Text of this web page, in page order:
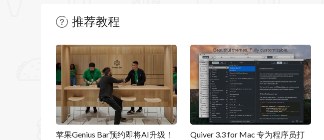
• 轻松移动和排列笔记
• 标签连接
• 创建背景形状以对笔记进行分组
• 自定义笔记的外观
• 数学类型支持
• iCloud 同步
推荐教程
暂无文章
苹果Genius Bar预约即将AI升级！
Quiver 3.3 for Mac 专为程序员打